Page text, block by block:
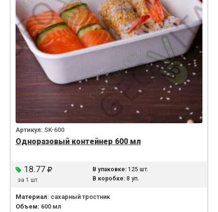
Артикул: SK-600
Одноразовый контейнер 600 мл
18.77
за 1 шт.
В упаковке:125 шт.
В коробке:8 уп.
Материал: сахарный тростник
Объем: 600 мл